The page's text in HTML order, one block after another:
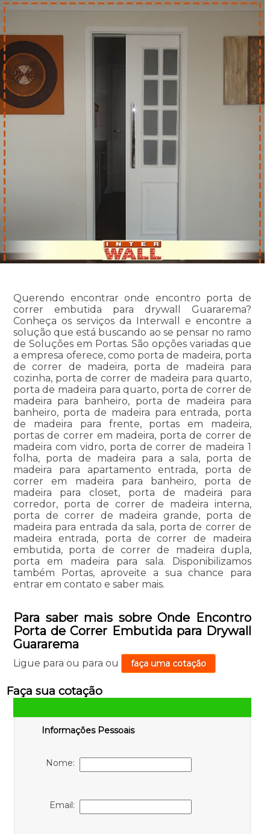
Querendo encontrar onde encontro porta de
correr embutida para drywall Guararema?
Conheça os serviços da Interwall e encontre a
solução que está buscando ao se pensar no ramo
de Soluções em Portas. São opções variadas que
a empresa oferece, como porta de madeira, porta
de correr de madeira, porta de madeira para
cozinha, porta de correr de madeira para quarto,
porta de madeira para quarto, porta de correr de
madeira para banheiro, porta de madeira para
banheiro, porta de madeira para entrada, porta
de madeira para frente, portas em madeira,
portas de correr em madeira, porta de correr de
madeira com vidro, porta de correr de madeira 1
folha, porta de madeira para a sala, porta de
madeira para apartamento entrada, porta de
correr em madeira para banheiro, porta de
madeira para closet, porta de madeira para
corredor, porta de correr de madeira interna,
porta de correr de madeira grande, porta de
madeira para entrada da sala, porta de correr de
madeira entrada, porta de correr de madeira
embutida, porta de correr de madeira dupla,
porta em madeira para sala. Disponibilizamos
também Portas, aproveite a sua chance para
entrar em contato e saber mais.
Para saber mais sobre Onde Encontro
Porta de Correr Embutida para Drywall
Guararema
Ligue para ou para ou faça uma cotação
Faça sua cotação
Informações Pessoais
Nome:
Email: